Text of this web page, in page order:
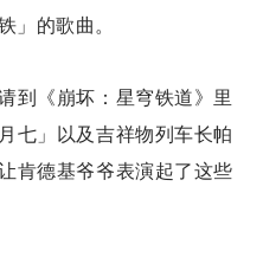
」的歌曲。
到《崩坏：星穹铁道》里
七」以及吉祥物列车长帕
肯德基爷爷表演起了这些